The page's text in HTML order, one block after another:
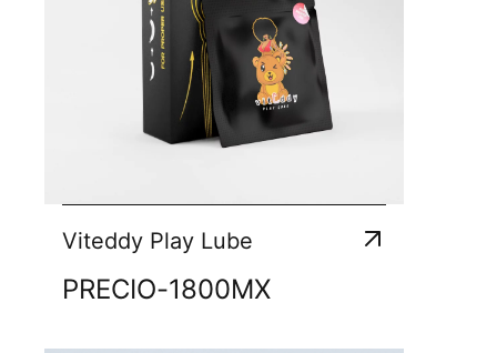
Viteddy Play Lube
PRECIO-1800MX